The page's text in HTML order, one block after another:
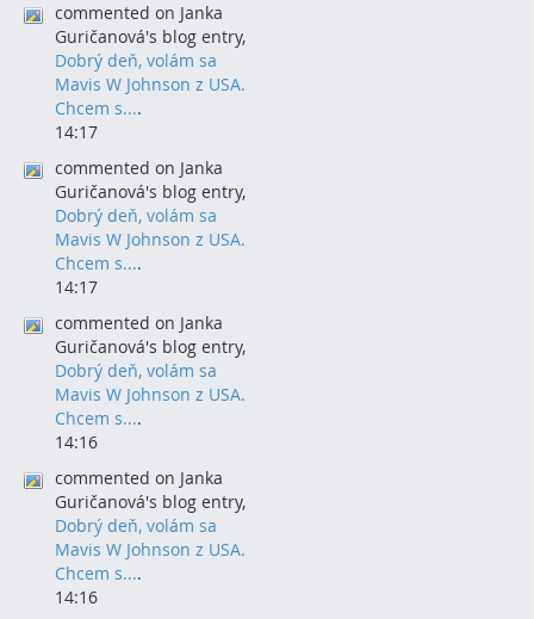
commented on Janka
Guričanová's blog entry,
Dobrý deň, volám sa
Mavis W Johnson z USA.
Chcem s....
14:17
commented on Janka
Guričanová's blog entry,
Dobrý deň, volám sa
Mavis W Johnson z USA.
Chcem s....
14:17
commented on Janka
Guričanová's blog entry,
Dobrý deň, volám sa
Mavis W Johnson z USA.
Chcem s....
14:16
commented on Janka
Guričanová's blog entry,
Dobrý deň, volám sa
Mavis W Johnson z USA.
Chcem s....
14:16